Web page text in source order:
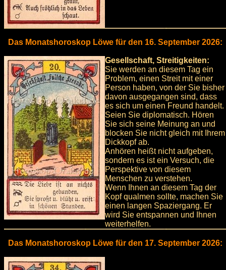
Das Monatshoroskop Löwe für den 16. September 2026:
Gesellschaft, Streitigkeiten:
Sie werden an diesem Tag ein
Problem, einen Streit mit einer
Person haben, von der Sie bisher
davon ausgegangen sind, dass
es sich um einen Freund handelt.
Seien Sie diplomatisch. Hören
Sie sich seine Meinung an und
blocken Sie nicht gleich mit Ihrem
Dickkopf ab.
Anhören heißt nicht aufgeben,
sondern es ist ein Versuch, die
Perspektive von diesem
Menschen zu verstehen.
Wenn Ihnen an diesem Tag der
Kopf qualmen sollte, machen Sie
einen langen Spaziergang. Er
wird Sie entspannen und Ihnen
weiterhelfen.
Das Monatshoroskop Löwe für den 17. September 2026: